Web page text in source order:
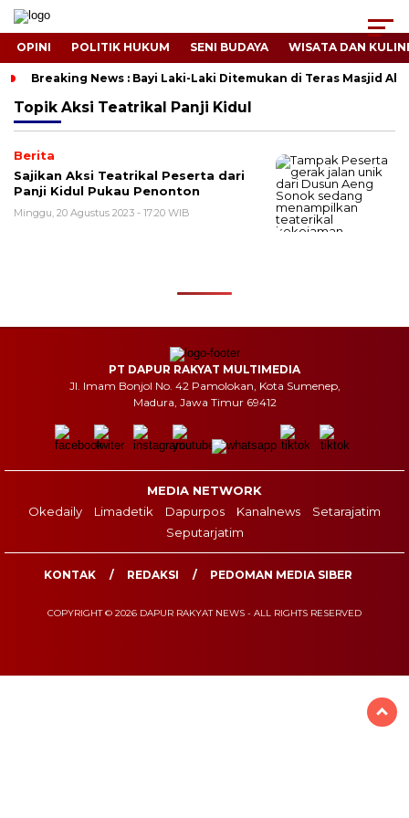
OPINI POLITIK HUKUM SENI BUDAYA WISATA DAN
Breaking News : Bayi Laki-Laki Ditemukan di Teras Masjid
Topik Aksi Teatrikal Panji Kidul
Berita
Sajikan Aksi Teatrikal Peserta dari
Panji Kidul Pukau Penonton
Minggu, 20 Agustus 2023 - 17:20 WIB
PT DAPUR RAKYAT MULTIMEDIA
Jl. Imam Bonjol No. 42 Pamolokan, Kota Sumenep,
Madura, Jawa Timur 69412
MEDIA NETWORK
Okedaily
Limadetik Dapurpos Kanalnews
Setarajatim
Seputarjatim
KONTAK REDAKSI PEDOMAN MEDIA SIBER
COPYRIGHT © 2026 DAPUR RAKYAT NEWS - ALL RIGHTS RESERVED